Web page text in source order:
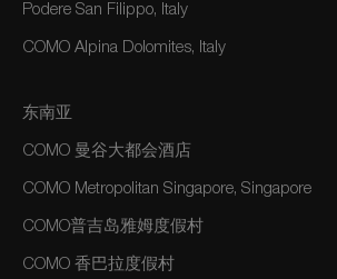
Podere San Filippo, Italy
COMO Alpina Dolomites, Italy
东南亚
COMO 曼谷大都会酒店
COMO Metropolitan Singapore, Singapore
COMO普吉岛雅姆度假村
COMO 香巴拉度假村